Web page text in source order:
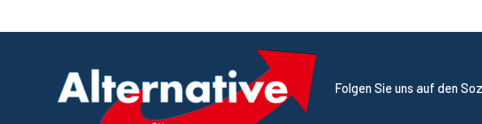
Folgen Sie uns auf den